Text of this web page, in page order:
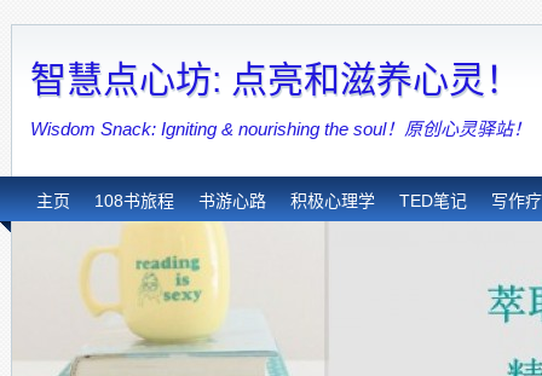
智慧点心坊: 点亮和滋养心灵！
Wisdom Snack: Igniting & nourishing the soul！原创心灵驿站！
主页 108书旅程 书游心路 积极心理学 TED笔记 写作